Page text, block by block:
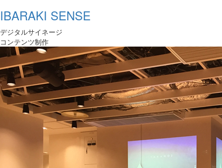
IBARAKI SENSE
デジタルサイネージ
コンテンツ制作